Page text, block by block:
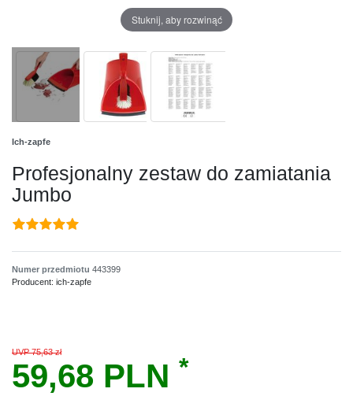
Stuknij, aby rozwinąć
Ich-zapfe
Profesjonalny zestaw do zamiatania
Jumbo
Numer przedmiotu 443399
Producent: ich-zapfe
UVP 75,63 zł
59,68 PLN *